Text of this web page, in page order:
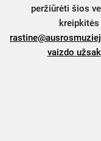
peržiūrėti šios
vaizdo